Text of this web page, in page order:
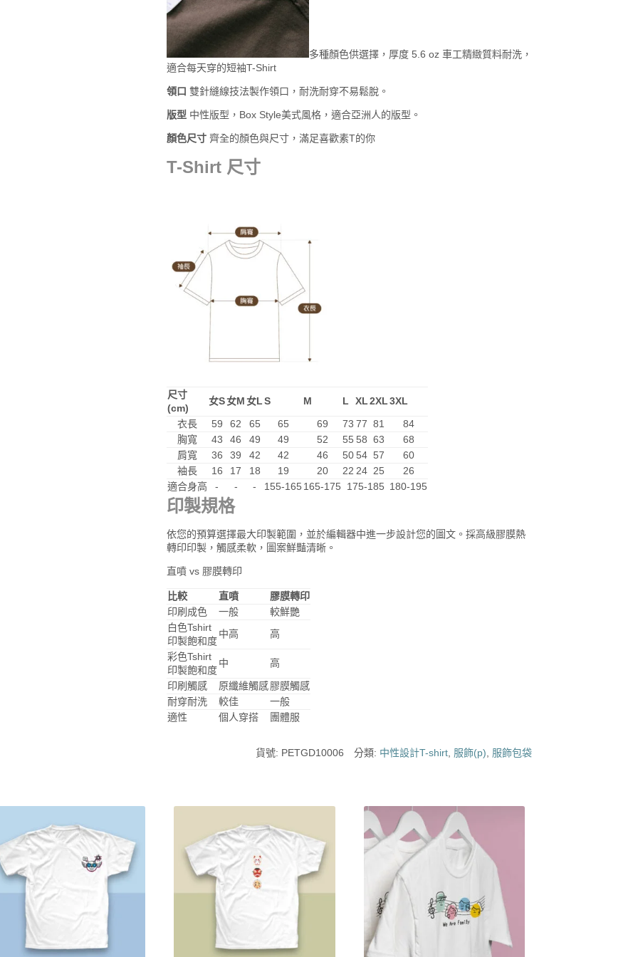
多種顏色供選擇，厚度 5.6 oz 車工精緻質料耐洗，
適合每天穿的短袖T-Shirt
領口 雙針縫線技法製作領口，耐洗耐穿不易鬆脫。
版型 中性版型，Box Style美式風格，適合亞洲人的版型。
顏色尺寸 齊全的顏色與尺寸，滿足喜歡素T的你
T-Shirt 尺寸
尺寸
(cm)
女S女M女LS M L XL2XL3XL
衣長
59 62 65 65 69 73 77 81
84
胸寬
43 46 49 49 52 55 58 63
68
肩寬
36 39 42 42 46 50 54 57
60
袖長
16 17 18 19 20 22 24 25
26
適合身高
- - - 155-165 165-175 175-185 180-195
印製規格
依您的預算選擇最大印製範圍，並於編輯器中進一步設計您的圖文。採高級膠膜熱
轉印印製，觸感柔軟，圖案鮮豔清晰。
直噴 vs 膠膜轉印
比較 直噴
膠膜轉印
印刷成色
一般
較鮮艷
白色Tshirt
印製飽和度
中高
高
彩色Tshirt
印製飽和度
中
高
印刷觸感
原纖維觸感膠膜觸感
耐穿耐洗
較佳
一般
適性
個人穿搭 團體服
貨號: PETGD10006 分類: 中性設計T-shirt 服飾(p) 服飾包袋